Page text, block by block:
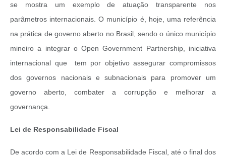
se mostra um exemplo de atuação transparente nos
parâmetros internacionais. O município é, hoje, uma referência
na prática de governo aberto no Brasil, sendo o único município
mineiro a integrar o Open Government Partnership, iniciativa
internacional que tem por objetivo assegurar compromissos
dos governos nacionais e subnacionais para promover um
governo aberto, combater a corrupção e melhorar a
governança.
Lei de Responsabilidade Fiscal
De acordo com a Lei de Responsabilidade Fiscal, até o final dos